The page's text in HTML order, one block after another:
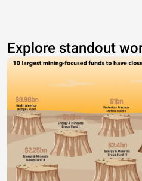
Explore standout